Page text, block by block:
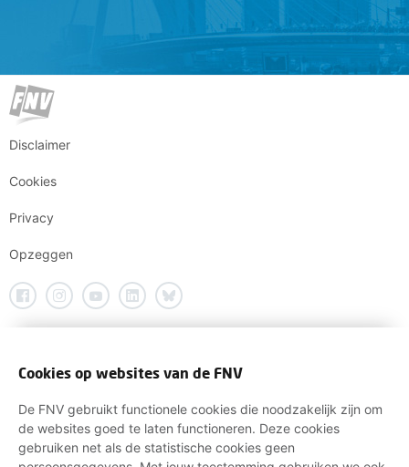
Disclaimer
Cookies
Privacy
Opzeggen
Cookies op websites van de FNV
De FNV gebruikt functionele cookies die noodzakelijk zijn om
de websites goed te laten functioneren. Deze cookies
gebruiken net als de statistische cookies geen